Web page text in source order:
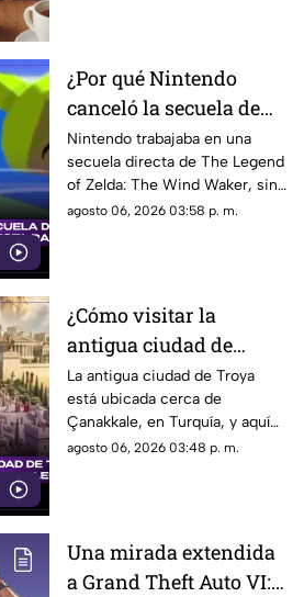
¿Por qué Nintendo
canceló la secuela de
Zelda The Wind
Waker? Aquí te
explicamos la razón
Nintendo trabajaba en una
secuela directa de The Legend
of Zelda: The Wind Waker, sin
embargo, fue cancelada. Aquí
agosto 06, 2026 03:58 p. m.
¿Cómo visitar la
antigua ciudad de
Troya en Turquía y qué
se sabe de su origen
legendario?
La antigua ciudad de Troya
está ubicada cerca de
Çanakkale, en Turquía, y aquí
te explicamos todos los
agosto 06, 2026 03:48 p. m.
Una mirada extendida
a Grand Theft Auto VI: